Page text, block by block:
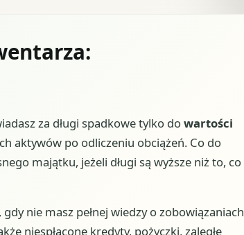
za długi spadkowe tylko dowartości
aktywów po odliczeniu obciążeń. Co do
majątku, jeżeli długi są wyższe niż to, co
nie masz pełnej wiedzy o zobowiązaniach
niespłacone kredyty, pożyczki, zaległe